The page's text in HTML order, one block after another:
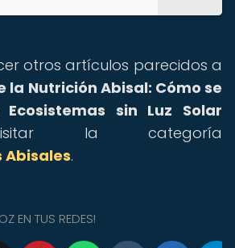
otros artículos parecidos a
la Nutrición Abisal: Cómo se
sin Luz Solar
la categoría
.
EN TUS REDES!